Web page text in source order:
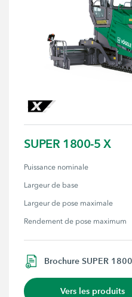
SUPER 1800-5 X
Puissance nominale
Largeur de base
Largeur de pose maximale
Rendement de pose maximum
Brochure SUPER
Vers les produits